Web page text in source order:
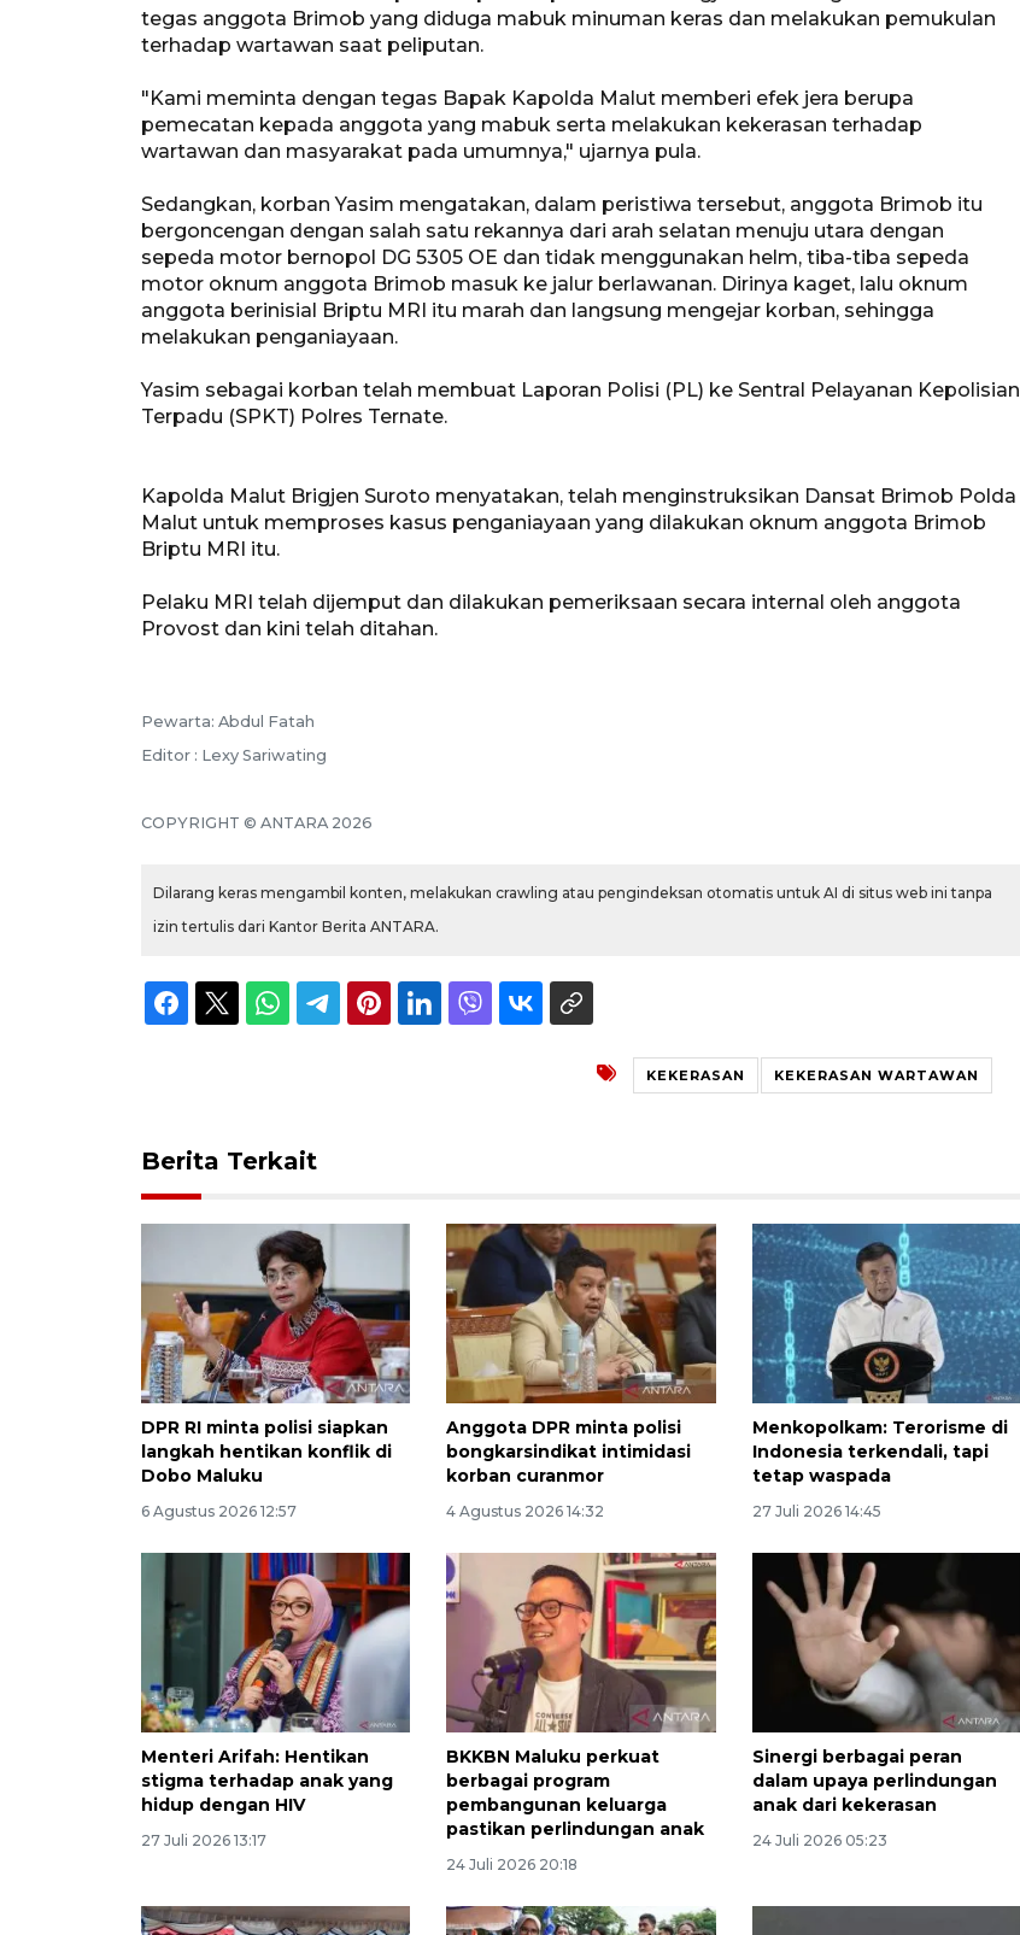
tegas anggota Brimob yang diduga mabuk minuman keras dan melakukan pemukulan
terhadap wartawan saat peliputan.
"Kami meminta dengan tegas Bapak Kapolda Malut memberi efek jera berupa
pemecatan kepada anggota yang mabuk serta melakukan kekerasan terhadap
wartawan dan masyarakat pada umumnya," ujarnya pula.
Sedangkan, korban Yasim mengatakan, dalam peristiwa tersebut, anggota Brimob itu
bergoncengan dengan salah satu rekannya dari arah selatan menuju utara dengan
sepeda motor bernopol DG 5305 OE dan tidak menggunakan helm, tiba-tiba sepeda
motor oknum anggota Brimob masuk ke jalur berlawanan. Dirinya kaget, lalu oknum
anggota berinisial Briptu MRI itu marah dan langsung mengejar korban, sehingga
melakukan penganiayaan.
Yasim sebagai korban telah membuat Laporan Polisi (PL) ke Sentral Pelayanan Kepolisian
Terpadu (SPKT) Polres Ternate.
Kapolda Malut Brigjen Suroto menyatakan, telah menginstruksikan Dansat Brimob Polda
Malut untuk memproses kasus penganiayaan yang dilakukan oknum anggota Brimob
Briptu MRI itu.
Pelaku MRI telah dijemput dan dilakukan pemeriksaan secara internal oleh anggota
Provost dan kini telah ditahan.
Pewarta: Abdul Fatah
Editor : Lexy Sariwating
COPYRIGHT © ANTARA 2026
Dilarang keras mengambil konten, melakukan crawling atau pengindeksan otomatis untuk AI di situs web ini tanpa
izin tertulis dari Kantor Berita ANTARA.
KEKERASAN KEKERASAN WARTAWAN
Berita Terkait
DPR RI minta polisi siapkan
langkah hentikan konflik di
Dobo Maluku
6 Agustus 2026 12:57
Anggota DPR minta polisi
bongkarsindikat intimidasi
korban curanmor
4 Agustus 2026 14:32
Menkopolkam: Terorisme di
Indonesia terkendali, tapi
tetap waspada
27 Juli 2026 14:45
Menteri Arifah: Hentikan
stigma terhadap anak yang
hidup dengan HIV
27 Juli 2026 13:17
BKKBN Maluku perkuat
berbagai program
pembangunan keluarga
pastikan perlindungan anak
24 Juli 2026 20:18
Sinergi berbagai peran
dalam upaya perlindungan
anak dari kekerasan
24 Juli 2026 05:23
Ambon ajak semua pihak buka
23 Juli 2026 14:28
Awas penipuan berbasis AI
2026-08-07 13:45:00